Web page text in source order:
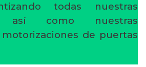
todas nuestras
así como nuestras
de puertas